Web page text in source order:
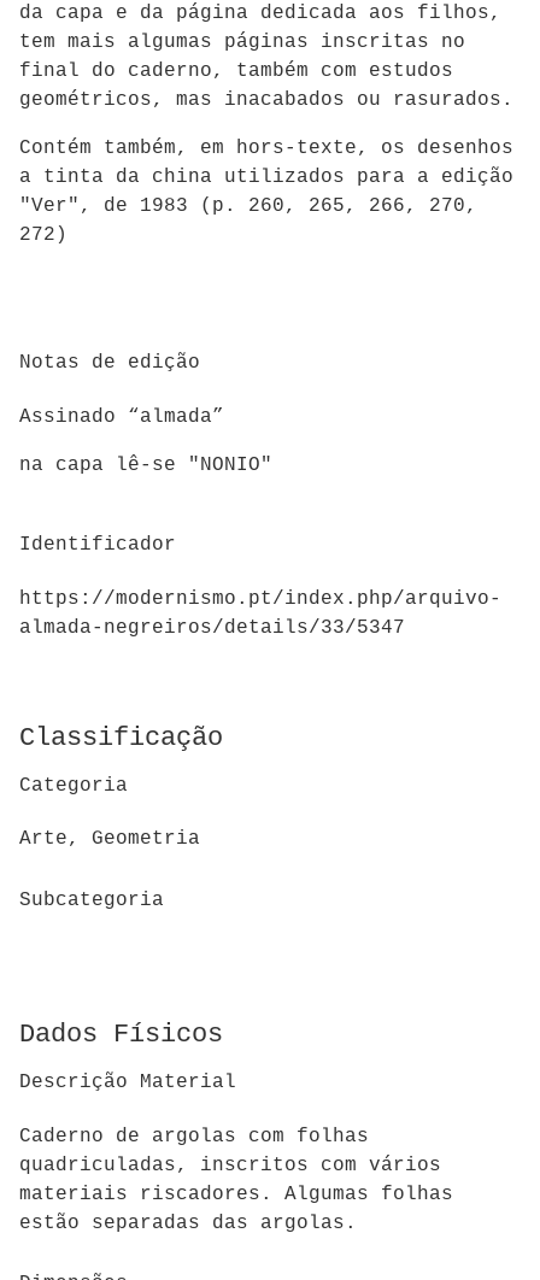
da capa e da página dedicada aos filhos,
tem mais algumas páginas inscritas no
final do caderno, também com estudos
geométricos, mas inacabados ou rasurados.
Contém também, em hors-texte, os desenhos
a tinta da china utilizados para a edição
"Ver", de 1983 (p. 260, 265, 266, 270,
272)
Notas de edição
Assinado “almada”
na capa lê-se "NONIO"
Identificador
https://modernismo.pt/index.php/arquivo-
almada-negreiros/details/33/5347
Classificação
Categoria
Arte, Geometria
Subcategoria
Dados Físicos
Descrição Material
Caderno de argolas com folhas
quadriculadas, inscritos com vários
materiais riscadores. Algumas folhas
estão separadas das argolas.